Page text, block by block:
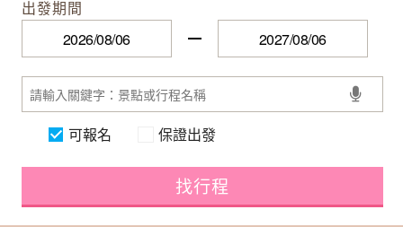
出發期間
可報名 保證出發
找行程